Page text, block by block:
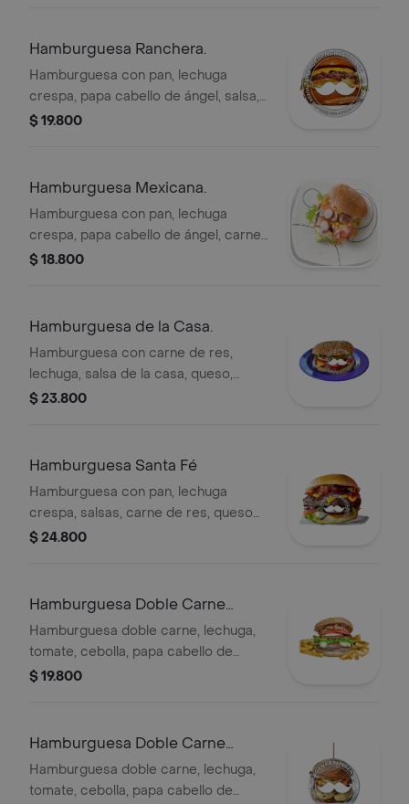
Hamburguesa Ranchera.
Hamburguesa con pan, lechuga
crespa, papa cabello de ángel, salsa,
carne 100% res, cebolla, queso,
$ 19.800
Hamburguesa Mexicana.
Hamburguesa con pan, lechuga
crespa, papa cabello de ángel, carne
100% res, cebolla, queso, tomate,
$ 18.800
Hamburguesa de la Casa.
Hamburguesa con carne de res,
lechuga, salsa de la casa, queso,
cebolla y tomate en pan con ajonjolí.
$ 23.800
Hamburguesa Santa Fé
Hamburguesa con pan, lechuga
crespa, salsas, carne de res, queso
mozzarella, pollo, tocineta, maíz tierno,
$ 24.800
Hamburguesa Doble Carne
Sencilla
Hamburguesa doble carne, lechuga,
tomate, cebolla, papa cabello de
ángel, salsas y queso mozzarella
$ 19.800
Hamburguesa Doble Carne
Especial
Hamburguesa doble carne, lechuga,
tomate, cebolla, papa cabello de